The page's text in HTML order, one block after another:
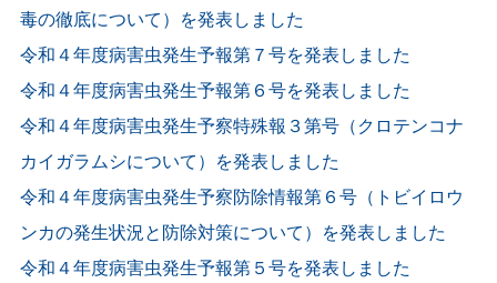
毒の徹底について）を発表しました
令和４年度病害虫発生予報第７号を発表しました
令和４年度病害虫発生予報第６号を発表しました
令和４年度病害虫発生予察特殊報３第号（クロテンコナ
カイガラムシについて）を発表しました
令和４年度病害虫発生予察防除情報第６号（トビイロウ
ンカの発生状況と防除対策について）を発表しました
令和４年度病害虫発生予報第５号を発表しました